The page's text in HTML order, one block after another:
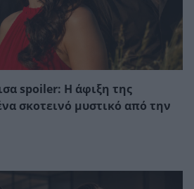
spoiler: Η άφιξη της
σκοτεινό μυστικό από την